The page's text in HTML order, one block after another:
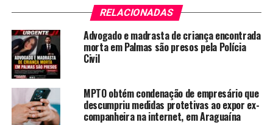
RELACIONADAS
Advogado e madrasta de criança encontrada
morta em Palmas são presos pela Polícia
Civil
MPTO obtém condenação de empresário que
descumpriu medidas protetivas ao expor ex-
companheira na internet, em Araguaína